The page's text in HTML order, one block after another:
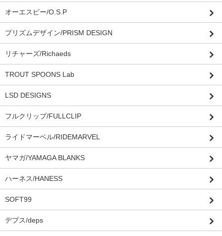
オーエスピー/O.S.P
プリズムデザイン/PRISM DESIGN
リチャーズ/Richaeds
TROUT SPOONS Lab
LSD DESIGNS
フルクリップ/FULLCLIP
ライドマーベル/RIDEMARVEL
ヤマガ/YAMAGA BLANKS
ハーネス/HANESS
SOFT99
デプス/deps